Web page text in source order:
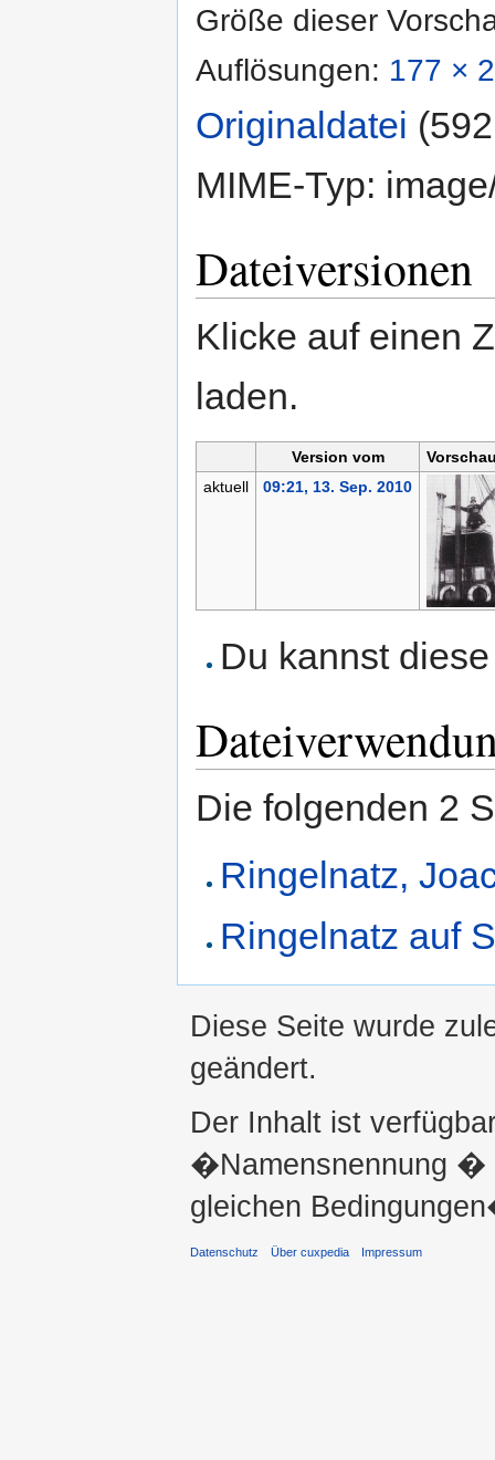
Größe dieser
Auflösungen: 177 ×
Originaldatei
MIME-Typ:
Dateiversionen
Klicke auf einen
laden.
Version vom
aktuell
09:21, 13. Sep. 2010
Du kannst
Die folgenden 2
Ringelnatz,
Ringelnatz auf
Diese Seite wurde
geändert.
Der Inhalt ist
�Namensnennung �
gleichen
Datenschutz Über cuxpedia Impressum